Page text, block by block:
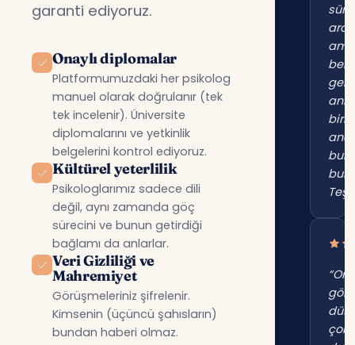
garanti ediyoruz.
Onaylı diplomalar
Platformumuzdaki her psikolog
manuel olarak doğrulanır (tek
tek incelenir). Üniversite
diplomalarını ve yetkinlik
belgelerini kontrol ediyoruz.
Kültürel yeterlilik
Psikologlarımız sadece dili
değil, aynı zamanda göç
sürecini ve bunun getirdiği
bağlamı da anlarlar.
Veri Gizliliği ve
Mahremiyet
Görüşmeleriniz şifrelenir.
Kimsenin (üçüncü şahısların)
bundan haberi olmaz.
süre
beni
çok